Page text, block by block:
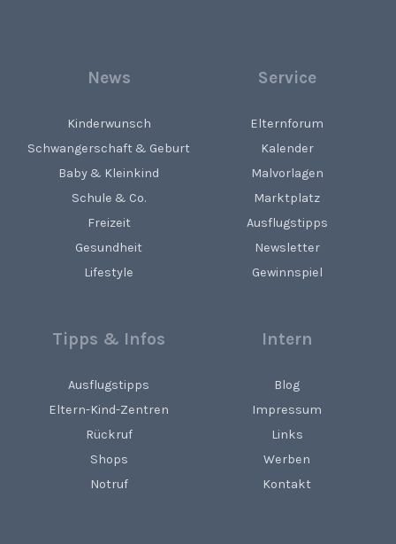
News
Kinderwunsch
Schwangerschaft & Geburt
Baby & Kleinkind
Schule & Co.
Freizeit
Gesundheit
Lifestyle
Service
Elternforum
Kalender
Malvorlagen
Marktplatz
Ausflugstipps
Newsletter
Gewinnspiel
Tipps & Infos
Ausflugstipps
Eltern-Kind-Zentren
Rückruf
Shops
Notruf
Intern
Blog
Impressum
Links
Werben
Kontakt